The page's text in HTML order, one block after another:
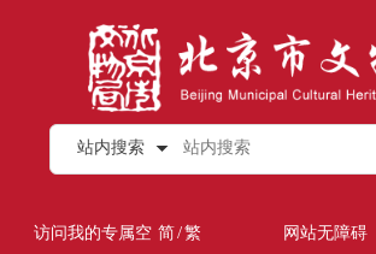
站内搜索
访问我的专属空 简/繁 网站无障碍